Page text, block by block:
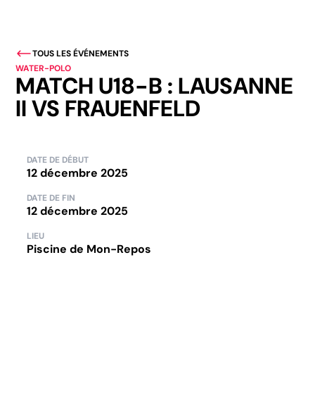
TOUS LES ÉVÉNEMENTS
WATER-POLO
MATCH U18-B : LAUSANNE
II VS FRAUENFELD
DATE DE DÉBUT
12 décembre 2025
DATE DE FIN
12 décembre 2025
LIEU
Piscine de Mon-Repos